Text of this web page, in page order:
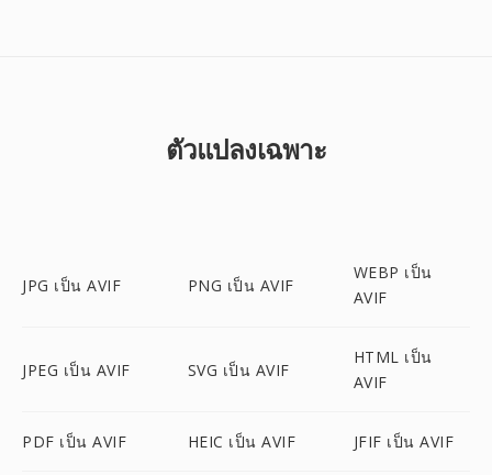
ตัวแปลงเฉพาะ
JPG เป็น AVIF PNG เป็น AVIF
WEBP เป็น
AVIF
JPEG เป็น AVIF SVG เป็น AVIF
HTML เป็น
AVIF
PDF เป็น AVIF HEIC เป็น AVIF JFIF เป็น AVIF